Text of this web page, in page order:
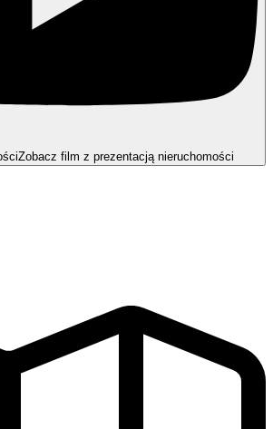
Zobacz film z prezentacją nieruchomości